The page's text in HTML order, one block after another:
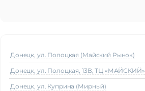
Донецк, ул. Полоцкая (Майский Рынок)
Донецк, ул. Полоцкая, 13В, ТЦ «МАЙСКИЙ»
Донецк, ул. Куприна (Мирный)